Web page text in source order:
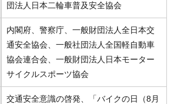
団法人日本二輪車普及安全協会
内閣府、警察庁、一般財団法人全日本交
通安全協会、一般社団法人全国軽自動車
協会連合会、一般財団法人日本モーター
サイクルスポーツ協会
交通安全意識の啓発、「バイクの日（8月